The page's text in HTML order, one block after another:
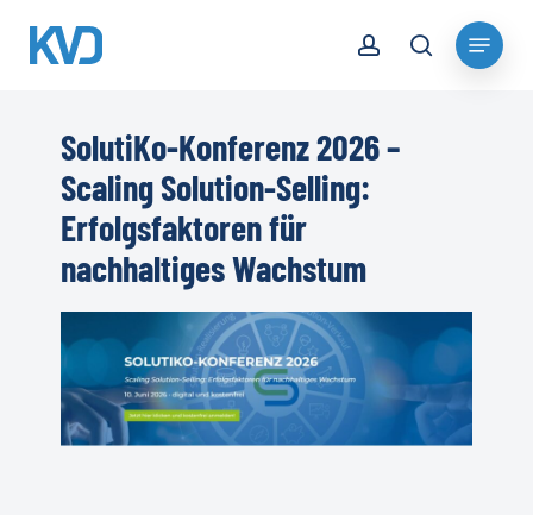
search
Menu
SolutiKo-Konferenz 2026 –
Scaling Solution-Selling:
Erfolgsfaktoren für
nachhaltiges Wachstum
Close